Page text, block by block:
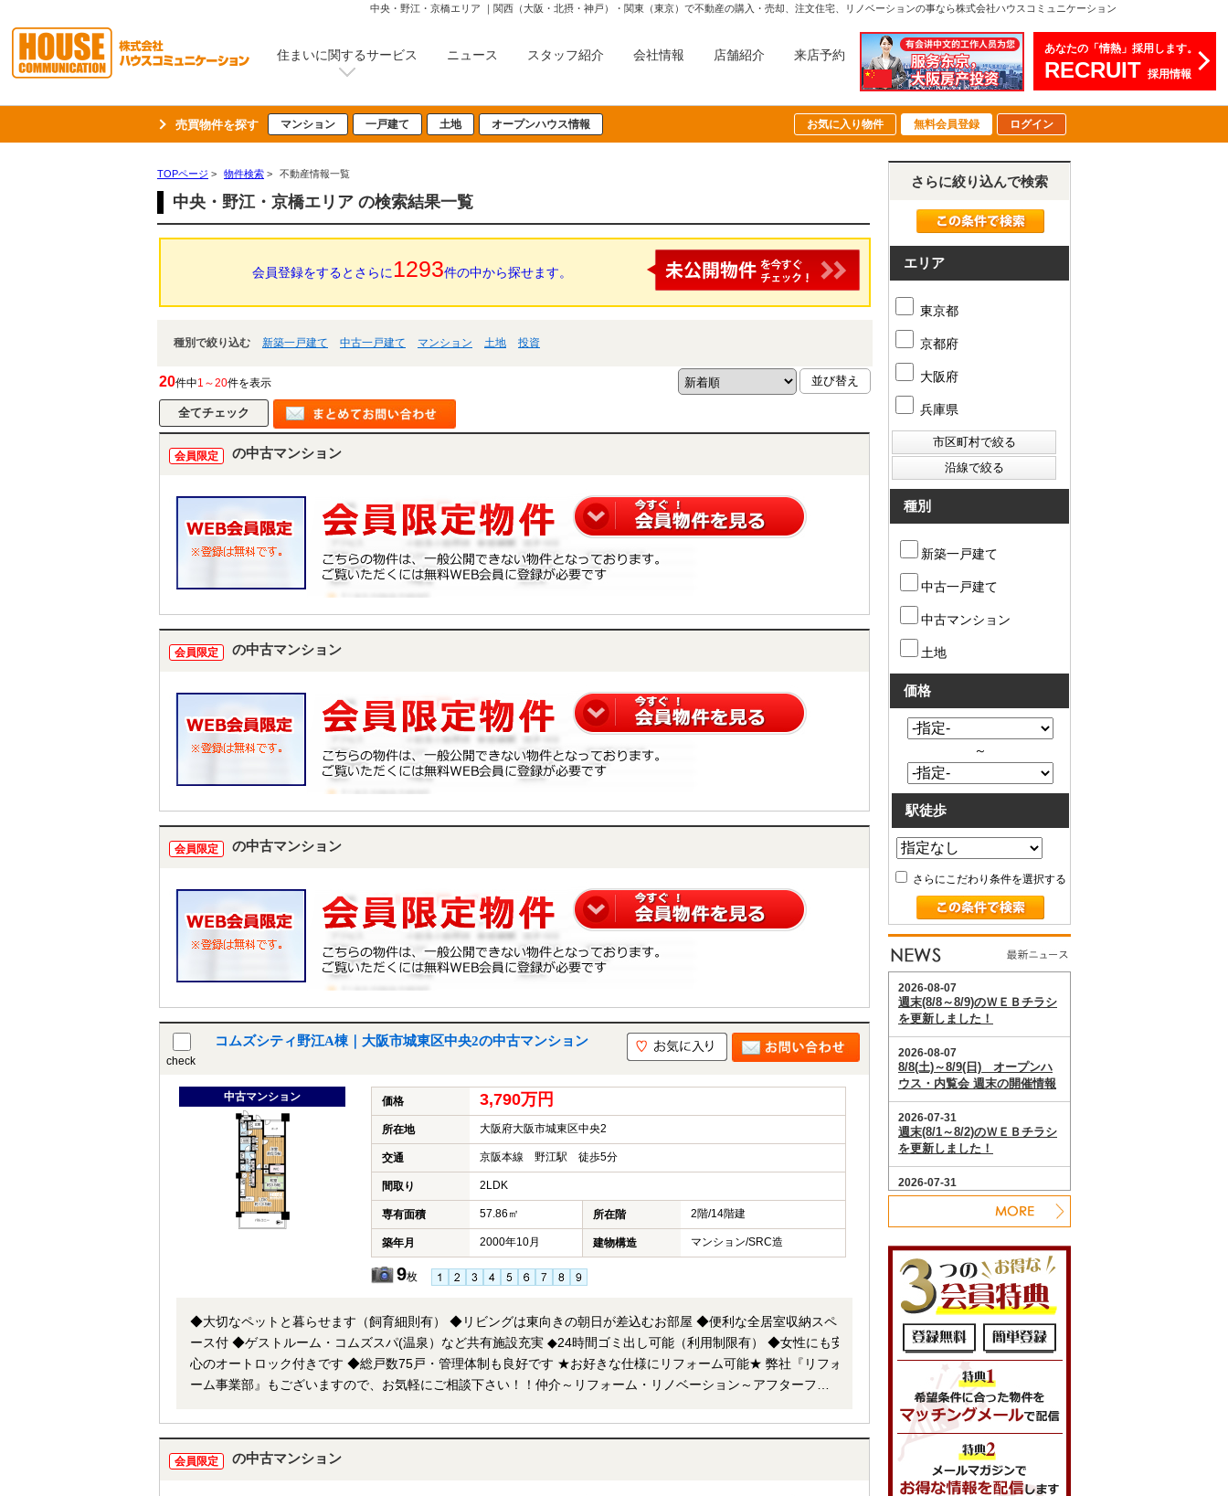
中央・野江・京橋エリア ｜関西（大阪・北摂・神戸）・関東（東京）で不動産の購入・売却、注文住宅、リノベーションの事なら株式会社ハウスコミュニケーション
住まいに関するサービス ニュース スタッフ紹介 会社情報 店舗紹介 来店予約 あなたの「情熱」採用します。
RECRUIT 採用情報
売買物件を探す マンション 一戸建て 土地 オープンハウス情報 お気に入り物件 無料会員登録 ログイン
TOPページ > 物件検索 > 不動産情報一覧
中央・野江・京橋エリア の検索結果一覧
会員登録をするとさらに 1293件の中から探せます。
種別で絞り込む 新築一戸建て 中古一戸建て マンション 土地 投資
20件中1～20件を表示
会員限定 の中古マンション
会員限定 の中古マンション
会員限定 の中古マンション
check
コムズシティ野江A棟｜大阪市城東区中央2の中古マンション
中古マンション 価格 3,790万円
所在地 大阪府大阪市城東区中央2
交通 京阪本線 野江駅 徒歩5分
間取り 2LDK
専有面積 57.86㎡ 所在階 2階/14階建
築年月 2000年10月 建物構造 マンション/SRC造
9枚
◆大切なペットと暮らせます（飼育細則有） ◆リビングは東向きの朝日が差込むお部屋 ◆便利な全居室収納スペ
ース付 ◆ゲストルーム・コムズスパ(温泉）など共有施設充実 ◆24時間ゴミ出し可能（利用制限有） ◆女性にも安
心のオートロック付きです ◆総戸数75戸・管理体制も良好です ★お好きな仕様にリフォーム可能★ 弊社『リフォ
ーム事業部』もございますので、お気軽にご相談下さい！！仲介～リフォーム・リノベーション～アフターフォ
内可能です。 併せて内覧を希望される際は、物件名を担当者までお申し付け下さい。
会員限定 の中古マンション
さらに絞り込んで検索
エリア
東京都
京都府
大阪府
兵庫県
種別
新築一戸建て
中古一戸建て
中古マンション
土地
価格
～
駅徒歩
さらにこだわり条件を選択する